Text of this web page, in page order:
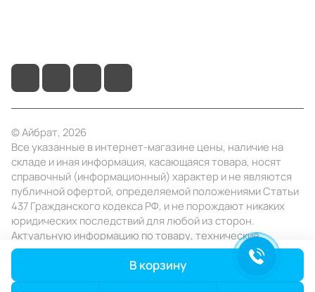
В корзину
© Айбрат, 2026
Все указанные в интернет-магазине цены, наличие на
складе и иная информация, касающаяся товара, носят
справочный (информационный) характер и не являются
публичной офертой, определяемой положениями Статьи
437 Гражданского кодекса РФ, и не порождают никаких
юридических последствий для любой из сторон.
Актуальную информацию по товару, технические
характеристики уточняйте в отделе продаж в день